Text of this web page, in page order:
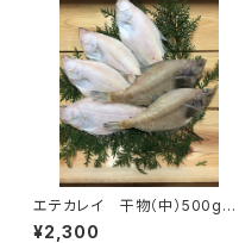
エテカレイ 干物（中）500g入
り（送料別）
¥2,300